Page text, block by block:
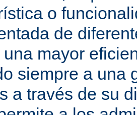
o
de
mayor
siempre a una
a través de su